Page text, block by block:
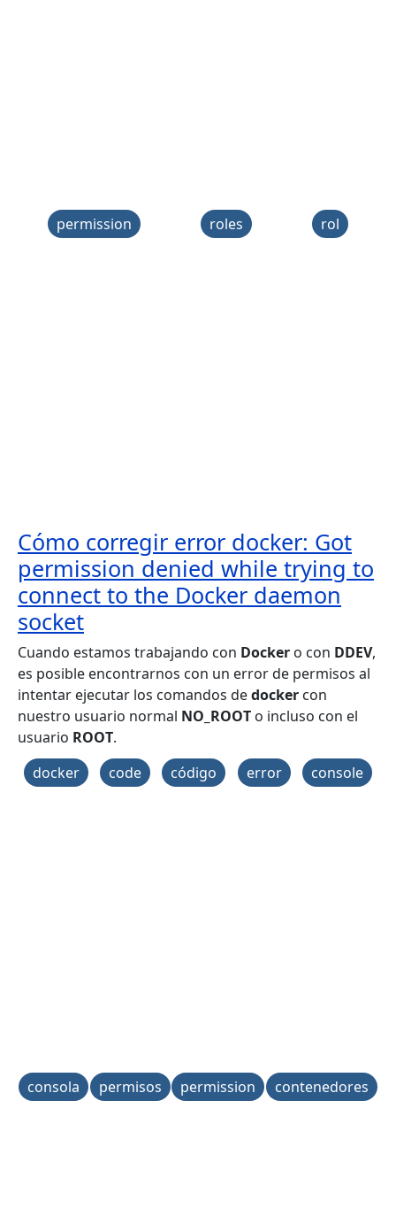
permission roles rol
Cómo corregir error docker: Got
permission denied while trying to
connect to the Docker daemon
socket
Cuando estamos trabajando con Docker o con DDEV,
es posible encontrarnos con un error de permisos al
intentar ejecutar los comandos dedocker con
nuestro usuario normal NO_ROOT o incluso con el
usuario ROOT.
docker
code código error console
consola permisos permission contenedores